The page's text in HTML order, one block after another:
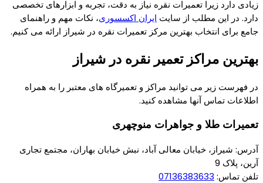
زیادی دارد زیرا تعمیرات نقره نیاز به دقت، تجربه و ابزارهای تخصصی
دارد. در این مطلب از سایت ایران اکسسوری، نکات مهم و راهنمای
جامع برای انتخاب بهترین مرکز تعمیرات نقره در شیراز ارائه می‌ کنیم.
بهترین مراکز تعمیر نقره در شیراز
در فهرست زیر می توانید مراکز و تعمیرگاه های معتبر را به همراه
اطلاعات تماس آنها مشاهده کنید.
تعمیرات طلا و جواهرات منوچهری
آدرس: شیراز، خیابان معالی آباد، نبش خیابان بهاران، مجتمع تجاری
آرین، پلاک 9
تلفن تماس: 07136383633